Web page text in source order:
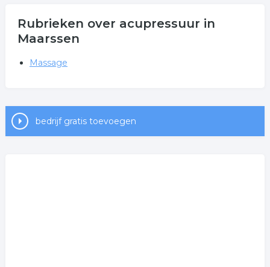
Rubrieken over acupressuur in
Maarssen
Massage
bedrijf gratis toevoegen